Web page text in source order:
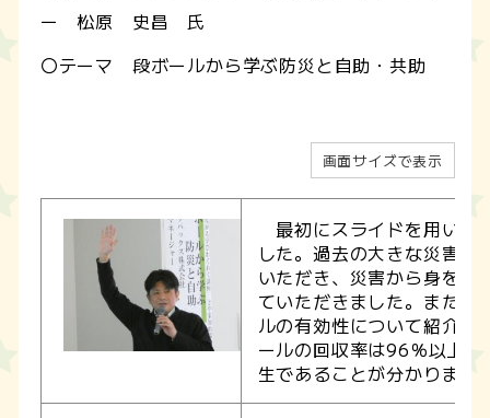
ー 松原 史昌 氏
〇テーマ 段ボールから学ぶ防災と自助・共助
画面サイズで表示
最初にスライドを用いて
した。過去の大きな災害と
いただき、災害から身を守
ていただきました。また、
ルの有効性について紹介し
ールの回収率は96％以上
生であることが分かりまし